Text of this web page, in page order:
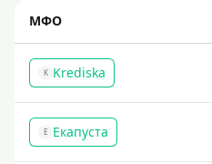
МФО
K Krediska
Е Екапуста